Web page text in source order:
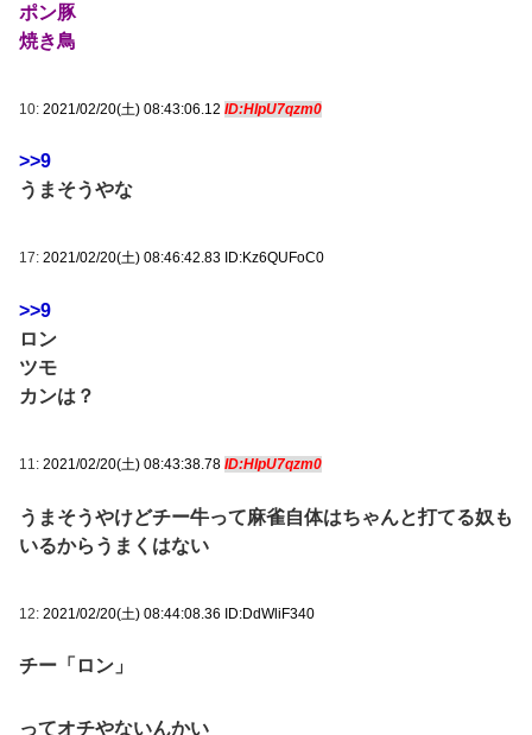
ポン豚
焼き鳥
10: 2021/02/20(土) 08:43:06.12 ID:HIpU7qzm0
>>9
うまそうやな
17: 2021/02/20(土) 08:46:42.83 ID:Kz6QUFoC0
>>9
ロン
ツモ
カンは？
11: 2021/02/20(土) 08:43:38.78 ID:HIpU7qzm0
うまそうやけどチー牛って麻雀自体はちゃんと打てる奴も
いるからうまくはない
12: 2021/02/20(土) 08:44:08.36 ID:DdWliF340
チー「ロン」
ってオチやないんかい